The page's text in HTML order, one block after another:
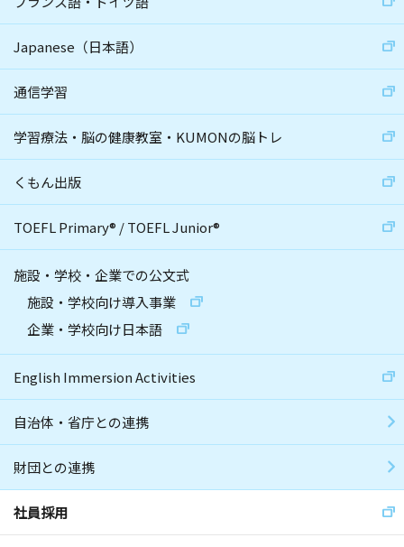
Japanese（日本語）
通信学習
学習療法・脳の健康教室・KUMONの脳トレ
くもん出版
TOEFL Primary® /TOEFL Junior®
施設・学校・企業での公文式
施設・学校向け導入事業
企業・学校向け日本語
English Immersion Activities
自治体・省庁との連携
財団との連携
社員採用